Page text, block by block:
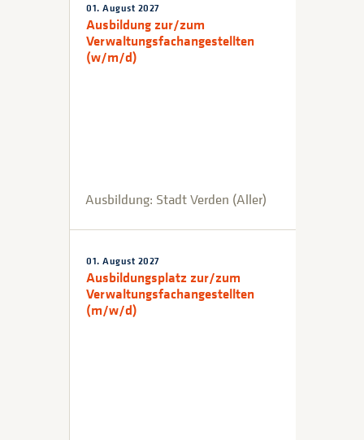
01. August 2027
Ausbildung zur/zum
Verwaltungsfachangestellten
(w/m/d)
Ausbildung: Stadt Verden (Aller)
01. August 2027
Ausbildungsplatz zur/zum
Verwaltungsfachangestellten
(m/w/d)